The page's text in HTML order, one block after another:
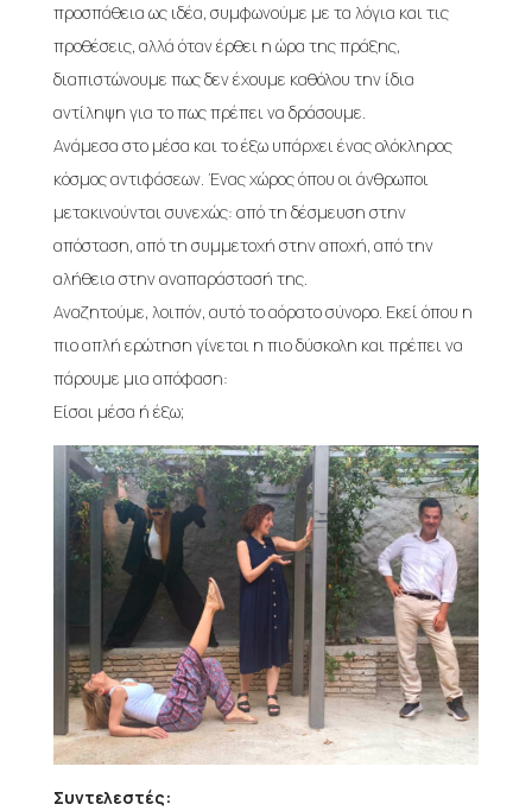
προσπάθεια ως ιδέα, συμφωνούμε με τα λόγια και τις
προθέσεις, αλλά όταν έρθει η ώρα της πράξης,
διαπιστώνουμε πως δεν έχουμε καθόλου την ίδια
αντίληψη για το πως πρέπει να δράσουμε.
Ανάμεσα στο μέσα και το έξω υπάρχει ένας ολόκληρος
κόσμος αντιφάσεων. Ένας χώρος όπου οι άνθρωποι
μετακινούνται συνεχώς: από τη δέσμευση στην
απόσταση, από τη συμμετοχή στην αποχή, από την
αλήθεια στην αναπαράστασή της.
Αναζητούμε, λοιπόν, αυτό το αόρατο σύνορο. Εκεί όπου η
πιο απλή ερώτηση γίνεται η πιο δύσκολη και πρέπει να
πάρουμε μια απόφαση:
Είσαι μέσα ή έξω;
Συντελεστές: